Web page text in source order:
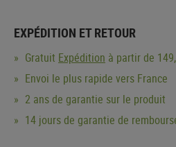
EXPÉDITION ET RETOUR
Gratuit Expédition à partir de
Envoi le plus rapide vers France
2 ans de garantie sur le produit
14 jours de garantie de